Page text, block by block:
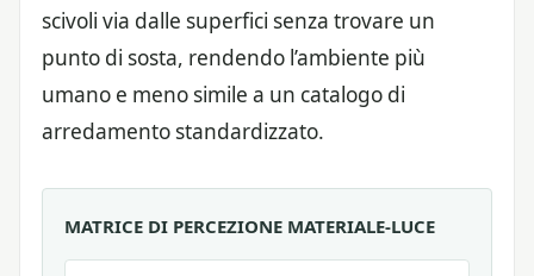
scivoli via dalle superfici senza trovare un
punto di sosta, rendendo l’ambiente più
umano e meno simile a un catalogo di
arredamento standardizzato.
MATRICE DI PERCEZIONE MATERIALE-LUCE